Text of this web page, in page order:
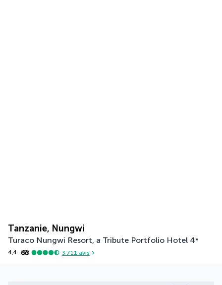
Tanzanie, Nungwi
Turaco Nungwi Resort, a Tribute Portfolio Hotel 4*
4,4 3 711 avis